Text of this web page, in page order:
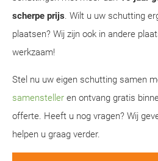
scherpe prijs. Wilt u uw schutting
plaatsen? Wij zijn ook in andere
werkzaam!
Stel nu uw eigen schutting samen
samensteller en ontvang gratis
offerte. Heeft u nog vragen? Wij
helpen u graag verder.